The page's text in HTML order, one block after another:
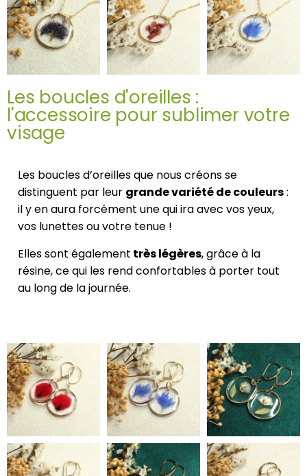
Les boucles d'oreilles :
l'accessoire pour sublimer votre
visage
Les boucles d’oreilles que nous créons se
distinguent par leur grande variété de couleurs:
il y en aura forcément une qui ira avec vos yeux,
vos lunettes ou votre tenue !
Elles sont également très légères, grâce à la
résine, ce qui les rend confortables à porter tout
au long de la journée.